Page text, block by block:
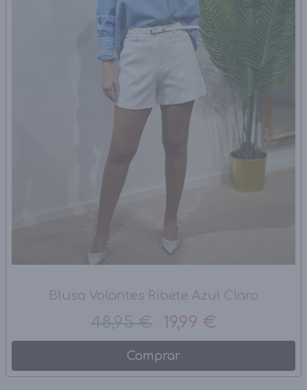
Blusa Volantes Ribete Azul Claro
48,95 € 19,99 €
Comprar